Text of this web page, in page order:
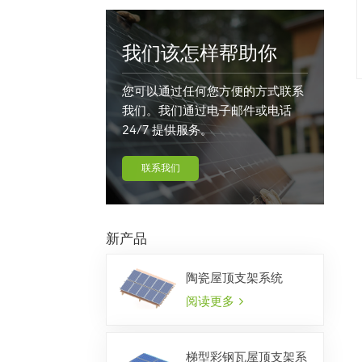
我们该怎样帮助你
您可以通过任何您方便的方式联系
我们。我们通过电子邮件或电话
24/7 提供服务。
联系我们
新产品
陶瓷屋顶支架系统
阅读更多
梯型彩钢瓦屋顶支架系